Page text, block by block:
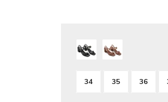
34 35 36